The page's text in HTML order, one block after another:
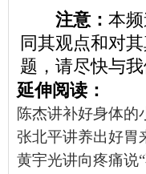
注意： 本
同其观点和对
题，请尽快与
延伸阅读：
陈杰讲补好身体的
张北平讲养出好胃
黄宇光讲向疼痛说